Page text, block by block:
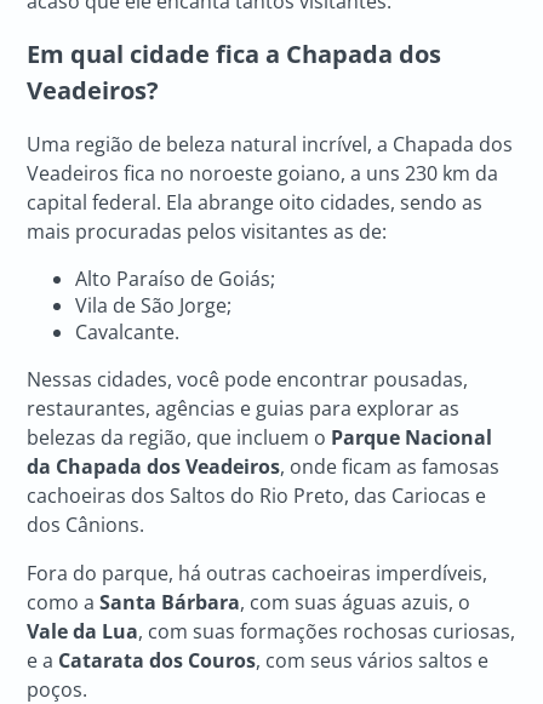
Em qual cidade fica a Chapada dos
Veadeiros?
Uma região de beleza natural incrível, a Chapada dos
Veadeiros fica no noroeste goiano, a uns 230 km da
capital federal. Ela abrange oito cidades, sendo as
mais procuradas pelos visitantes as de:
Alto Paraíso de Goiás;
Vila de São Jorge;
Cavalcante.
Nessas cidades, você pode encontrar pousadas,
restaurantes, agências e guias para explorar as
belezas da região, que incluem o Parque Nacional
da Chapada dos Veadeiros, onde ficam as famosas
cachoeiras dos Saltos do Rio Preto, das Cariocas e
dos Cânions.
Fora do parque, há outras cachoeiras imperdíveis,
como aSanta Bárbara, com suas águas azuis, o
Vale da Lua, com suas formações rochosas curiosas,
e a Catarata dos Couros, com seus vários saltos e
poços.